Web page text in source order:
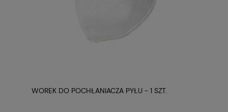
WOREK DO POCHŁANIACZA PYŁU - 1 SZT.